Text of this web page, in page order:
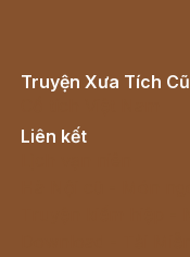
Truyện Xưa Tích Cũ
Liên kết